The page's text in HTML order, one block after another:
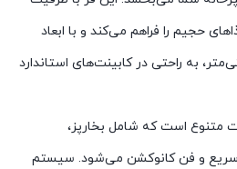
حجیم را فراهم می‌کند و با ابعاد
۵۹ × ۵۹ × ۵۵ سانتی‌متر، به راحتی در کابینت‌های استاندارد
۱۹ برنامه پخت متنوع است که شامل بخارپز،
و فن کانوکشن می‌شود. سیستم